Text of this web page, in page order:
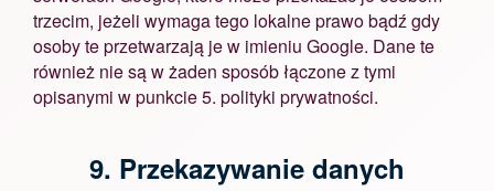
trzecim, jeżeli wymaga tego lokalne prawo bądź gdy
osoby te przetwarzają je w imieniu Google. Dane te
również nie są w żaden sposób łączone z tymi
opisanymi w punkcie 5. polityki prywatności.
9. Przekazywanie danych